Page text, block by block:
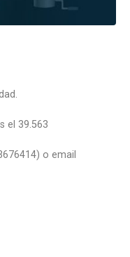
el 39.563
o email